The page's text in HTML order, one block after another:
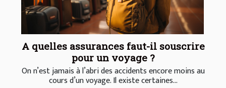
A quelles assurances faut-il souscrire
pour un voyage ?
On n’est jamais à l’abri des accidents encore moins au
cours d’un voyage. Il existe certaines...